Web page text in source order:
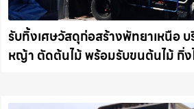
รับทิ้งเศษวัสดุก่อสร้างพัทยาเหนือ บ
หญ้า ตัดต้นไม้ พร้อมรับขนต้นไม้ กิ่ง